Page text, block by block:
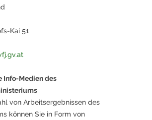
Kai 51
Info-Medien des
von Arbeitsergebnissen des
können Sie in Form von